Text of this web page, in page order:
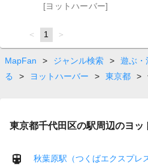
[ヨットハーバー]
page
You're
on
page
1 page
MapFan > ジャンル検索 > 遊ぶ・
る
> ヨットハーバー > 東京都 >
東京都千代田区の駅周辺のヨッ
秋葉原駅（つくばエクスプレ